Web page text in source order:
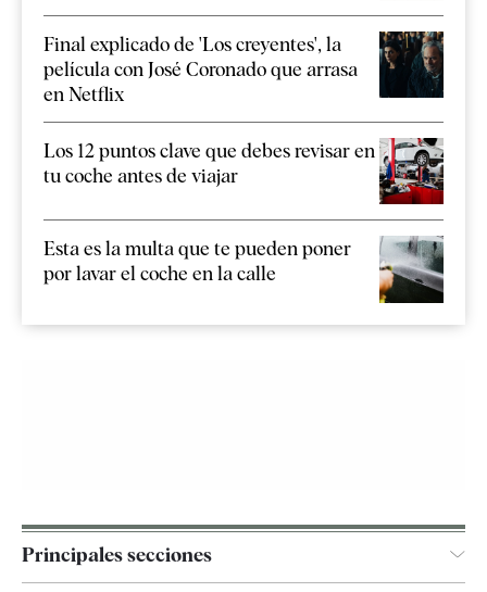
Final explicado de 'Los creyentes', la
película con José Coronado que arrasa
en Netflix
Los 12 puntos clave que debes revisar en
tu coche antes de viajar
Esta es la multa que te pueden poner
por lavar el coche en la calle
Principales secciones